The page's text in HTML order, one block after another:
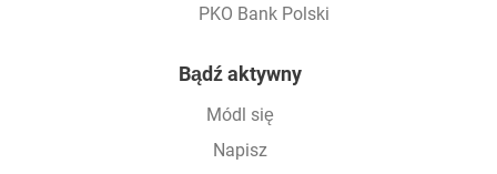
PKO Bank Polski
Bądź aktywny
Módl się
Napisz